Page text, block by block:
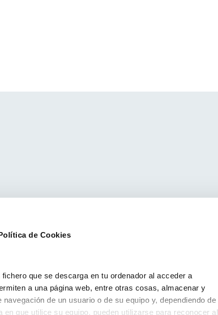
de Cookies
que se descarga en tu ordenador al acceder a
a una página web, entre otras cosas, almacenar y
de un usuario o de su equipo y, dependiendo de
que utilice su equipo, pueden utilizarse para reconocer al